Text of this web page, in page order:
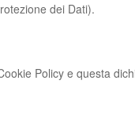
dei Dati).
Policy e questa